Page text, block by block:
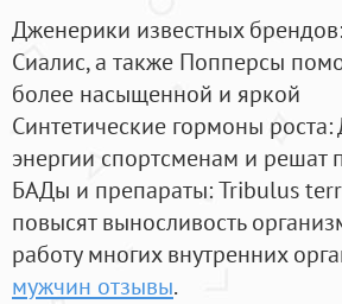
Дженерики известных брендов:
Сиалис, а также Попперсы
более насыщенной и яркой
Синтетические гормоны роста:
энергии спортсменам и
БАДы и препараты:Tribulus
повысят выносливость
работу многих внутренних
мужчин отзывы.